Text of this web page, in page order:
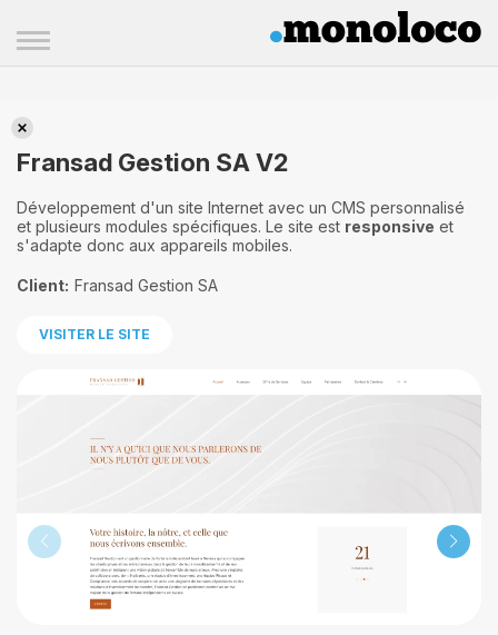
Fransad Gestion SA V2
Développement d'un site Internet avec un CMS personnalisé
et plusieurs modules spécifiques. Le site est responsive et
s'adapte donc aux appareils mobiles.
Client: Fransad Gestion SA
VISITER LE SITE